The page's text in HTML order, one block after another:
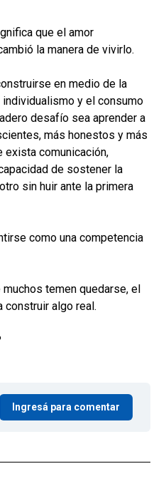
que el amor
la manera de vivirlo.
en medio de la
y el consumo
desafío sea aprender a
más honestos y más
exista comunicación,
de sostener la
sin huir ante la primera
como una competencia
muchos temen quedarse, el
construir algo real.
Ingresá para comentar